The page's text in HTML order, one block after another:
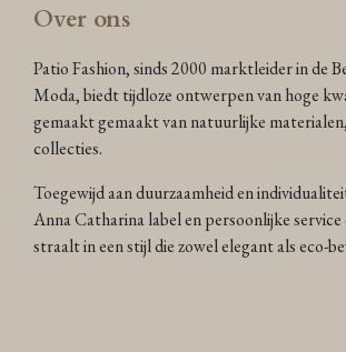
Over ons
Patio Fashion, sinds 2000 marktleider in de
Moda, biedt tijdloze ontwerpen van hoge
gemaakt gemaakt van natuurlijke
collecties.
Toegewijd aan duurzaamheid en
Anna Catharina label en persoonlijke
straalt in een stijl die zowel elegant als eco-